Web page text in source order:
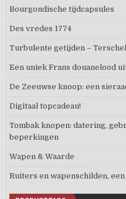
Bourgondische tijdcapsules
Des vredes 1774
Turbulente getijden –
Een uniek Frans douanelood
De Zeeuwse knoop: een
Digitaal topcadeau!
Tombak knopen: datering,
beperkingen
Wapen & Waarde
Ruiters en wapenschilden,